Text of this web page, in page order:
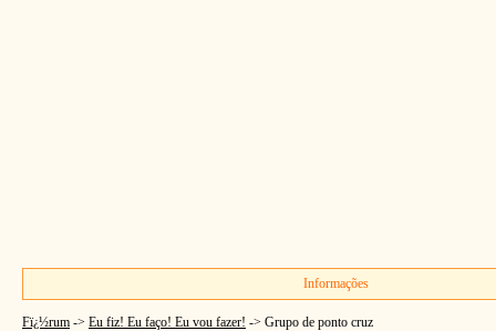
Informações
Fï¿½rum -> Eu fiz! Eu faço! Eu vou fazer! -> Grupo de ponto cruz